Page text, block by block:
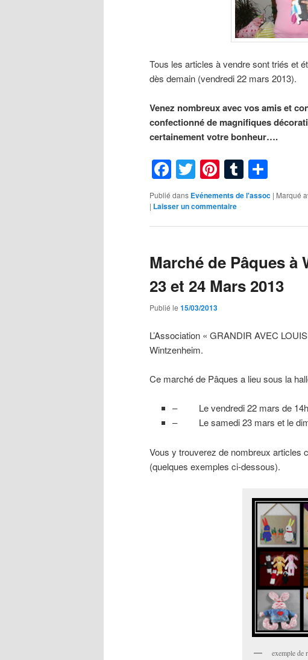
Tous les articles à vendre sont triés et
dès demain (vendredi 22 mars 2013).
Venez nombreux avec vos amis et
confectionné de magnifiques
certainement votre bonheur….
Facebook
Twitter
Pinterest
Tumblr
Publié dans Evénements de l'assoc | Marqué
| Laisser un commentaire
Marché de Pâques à
23 et 24 Mars 2013
Publié le 15/03/2013
L’Association « GRANDIR AVEC
Wintzenheim.
Ce marché de Pâques a lieu sous la
– Le vendredi 22 mars de 14h
– Le samedi 23 mars et le
Vous y trouverez de nombreux articles
(quelques exemples ci-dessous).
exemple de